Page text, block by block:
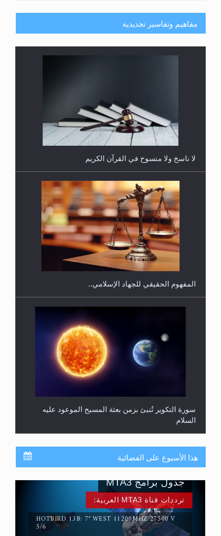
هل يُحسب حول الزكاة وفق السنة الميلادية أو الهجرية؟
هل يجوز فتح مشروع كوافير نسائي للمحجبات وغير
المحجبات؟
مفاهيم وتفاسير تجديدية
لا ناسخ ولا منسوخ في القرآن الكريم
المفهوم الحقيقي للجهاد الإسلامي..
سورة التكوير تُنبئ بزمن بعثة المسيح الموعود عليه
السلام
هذا الأسبوع على الفضائية
ترددات قناة MTA3 العربية:
HOTBIRD 13B: 7° WEST 11200MHZ 27500 V
5/6
جدول برامج MTA3